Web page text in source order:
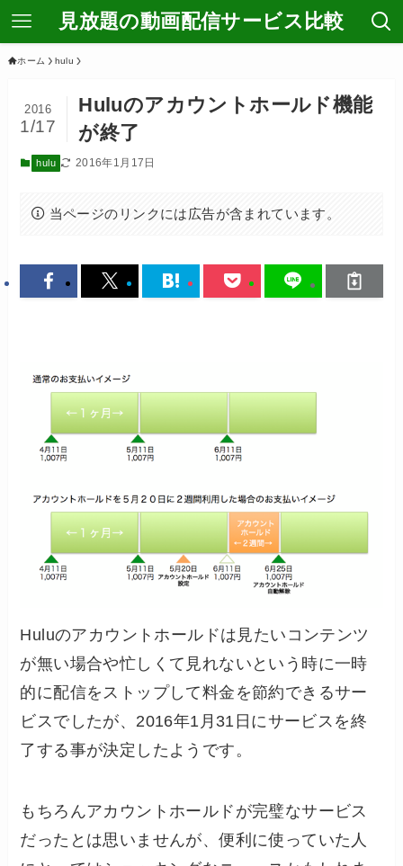
見放題の動画配信サービス比較
ホーム hulu
Huluのアカウントホールド機能
が終了
2016
1/17
hulu 2016年1月17日
当ページのリンクには広告が含まれています。
Huluのアカウントホールドは見たいコンテンツ
が無い場合や忙しくて見れないという時に一時
的に配信をストップして料金を節約できるサー
ビスでしたが、 2016年1月31日 にサービスを終
了する事が決定したようです。
もちろんアカウントホールドが完璧なサービス
だったとは思いませんが、便利に使っていた人